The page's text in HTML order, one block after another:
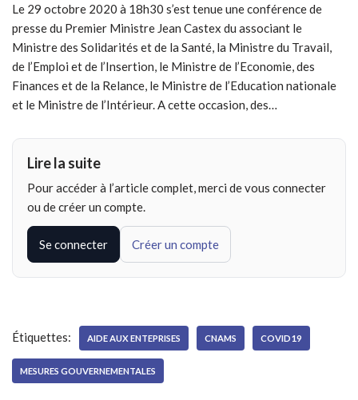
Le 29 octobre 2020 à 18h30 s’est tenue une conférence de
presse du Premier Ministre Jean Castex du associant le
Ministre des Solidarités et de la Santé, la Ministre du Travail,
de l’Emploi et de l’Insertion, le Ministre de l’Economie, des
Finances et de la Relance, le Ministre de l’Education nationale
et le Ministre de l’Intérieur. A cette occasion, des…
Lire la suite
Pour accéder à l’article complet, merci de vous connecter
ou de créer un compte.
Se connecter Créer un compte
Étiquettes: AIDE AUX ENTEPRISES CNAMS COVID19
MESURES GOUVERNEMENTALES